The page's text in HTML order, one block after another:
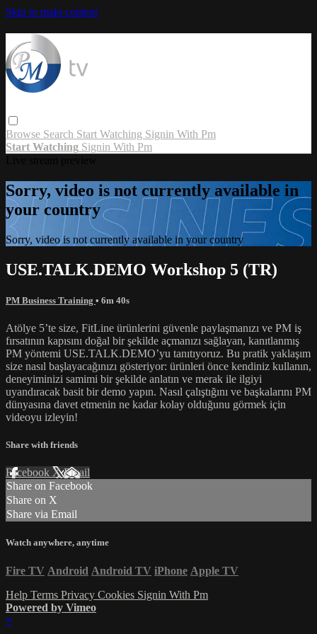
Skip to main content
Browse Search Start Watching Signin With Pm
Start Watching Signin With Pm
Sorry, video is not currently available in
your country
Sorry, video is not currently available in your country
USE.TALK.DEMO Workshop 5 (TR)
PM Business Training • 6m 40s
Atölye 5’te size, FitLine ürünlerini güvenle paylaşmanızı ve PM iş
fırsatının kapısını doğal bir şekilde açmanızı sağlayan, kanıtlanmış
PM yöntemi USE.TALK.DEMO’yu tanıtıyoruz. Bu pratik yaklaşım
size nasıl başlayacağınızı gösteriyor: ürünleri önce kendiniz kullanın,
deneyiminizi samimi bir şekilde anlatın ve merak ile ilgiyi
uyandıracak basit bir demo yapın. Nasıl çalıştığını ve başkalarını PM
dünyasına davet etmenin ne kadar kolay olduğunu görmek için
videoyu izleyin!
Share with friends
Facebook XEmail
Share on Facebook
Share on X
Share via Email
Watch anywhere, anytime
Fire TV Android Android TV iPhone Apple TV
Help Terms Privacy Cookies Signin With Pm
Powered by Vimeo
×